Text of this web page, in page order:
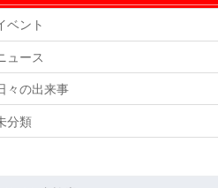
ベント
ュース
々の出来事
分類